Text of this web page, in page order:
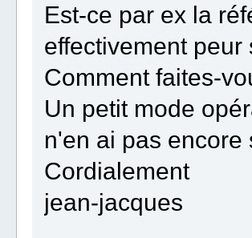
Est-ce par ex la
effectivement
Comment faites-
Un petit mode
n'en ai pas
Cordialement
jean-jacques